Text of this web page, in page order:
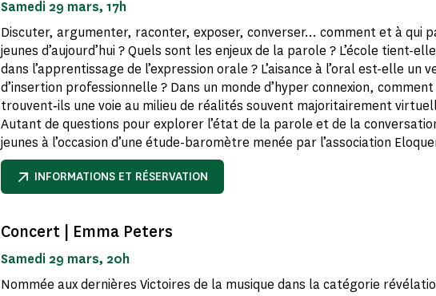
Samedi 29 mars, 17h
Discuter, argumenter, raconter, exposer, converser… comment et à qui
jeunes d’aujourd’hui ? Quels sont les enjeux de la parole ? L’école tient-
dans l’apprentissage de l’expression orale ? L’aisance à l’oral est-elle un
d’insertion professionnelle ? Dans un monde d’hyper connexion,
trouvent‑ils une voie au milieu de réalités souvent majoritairement
Autant de questions pour explorer l’état de la parole et de la
jeunes à l’occasion d’une étude-baromètre menée par l’association
INFORMATIONS ET RÉSERVATION
Concert | Emma Peters
Samedi 29 mars, 20h
Nommée aux dernières Victoires de la musique dans la catégorie